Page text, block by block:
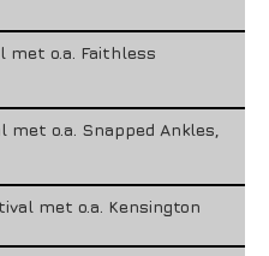
met o.a. Faithless
met o.a. Snapped Ankles,
met o.a. Kensington